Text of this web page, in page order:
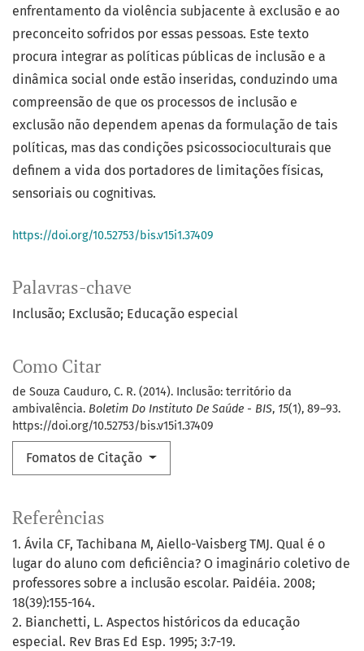
Palavras-chave
Inclusão; Exclusão; Educação especial
Como Citar
de Souza Cauduro, C. R. (2014). Inclusão: território da
ambivalência. Boletim Do Instituto De Saúde - BIS, 15(1), 89–93.
https://doi.org/10.52753/bis.v15i1.37409
Fomatos de Citação
enfrentamento da violência subjacente à exclusão e ao
preconceito sofridos por essas pessoas. Este texto
procura integrar as políticas públicas de inclusão e a
dinâmica social onde estão inseridas, conduzindo uma
compreensão de que os processos de inclusão e
exclusão não dependem apenas da formulação de tais
políticas, mas das condições psicossocioculturais que
definem a vida dos portadores de limitações físicas,
sensoriais ou cognitivas.
https://doi.org/10.52753/bis.v15i1.37409
Referências
1. Ávila CF, Tachibana M, Aiello-Vaisberg TMJ. Qual é o
lugar do aluno com deficiência? O imaginário coletivo de
professores sobre a inclusão escolar. Paidéia. 2008;
18(39):155-164.
2. Bianchetti, L. Aspectos históricos da educação
especial. Rev Bras Ed Esp. 1995; 3:7-19.